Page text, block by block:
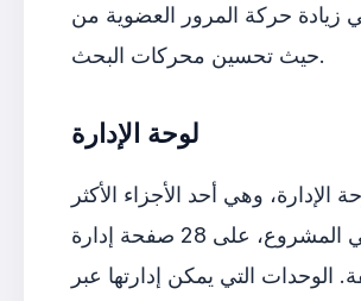
زيادة حركة المرور العضوية من
حيث تحسين محركات البحث.
لوحة الإدارة
الإدارة، وهي أحد الأجزاء الأكثر
شمولاً في المشروع، على 28 صفحة إدارة
الوحدات التي يمكن إدارتها عبر